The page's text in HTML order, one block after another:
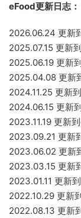
eFood更新日志：
2026.06.24 更新
2025.07.15 更新
2025.06.19 更新
2025.04.08 更新
2024.11.25 更新
2024.06.15 更新
2023.11.19 更新
2023.09.21 更新
2023.06.02 更新
2023.03.15 更新
2023.01.11 更新
2022.10.29 更新
2022.08.13 更新